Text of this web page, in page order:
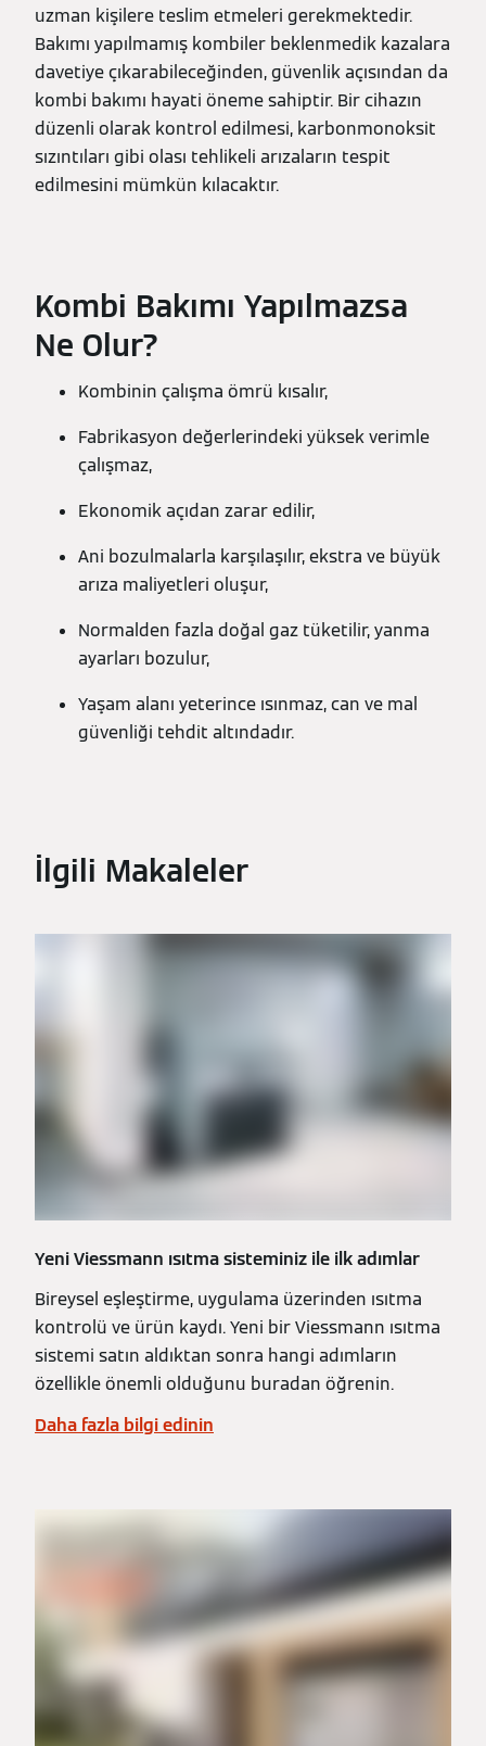
uzman kişilere teslim etmeleri gerekmektedir.
Bakımı yapılmamış kombiler beklenmedik kazalara
davetiye çıkarabileceğinden, güvenlik açısından da
kombi bakımı hayati öneme sahiptir. Bir cihazın
düzenli olarak kontrol edilmesi, karbonmonoksit
sızıntıları gibi olası tehlikeli arızaların tespit
edilmesini mümkün kılacaktır.
Kombi Bakımı Yapılmazsa
Ne Olur?
Kombinin çalışma ömrü kısalır,
Fabrikasyon değerlerindeki yüksek verimle
çalışmaz,
Ekonomik açıdan zarar edilir,
Ani bozulmalarla karşılaşılır, ekstra ve büyük
arıza maliyetleri oluşur,
Normalden fazla doğal gaz tüketilir, yanma
ayarları bozulur,
Yaşam alanı yeterince ısınmaz, can ve mal
güvenliği tehdit altındadır.
İlgili Makaleler
Yeni Viessmann ısıtma sisteminiz ile ilk adımlar
Bireysel eşleştirme, uygulama üzerinden ısıtma
kontrolü ve ürün kaydı. Yeni bir Viessmann ısıtma
sistemi satın aldıktan sonra hangi adımların
özellikle önemli olduğunu buradan öğrenin.
Daha fazla bilgi edinin